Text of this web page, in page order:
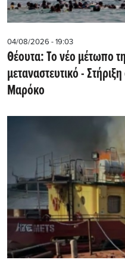
04/08/2026 - 19:03
Θέουτα: Το νέο μέτωπο
μεταναστευτικό -
Μαρόκο